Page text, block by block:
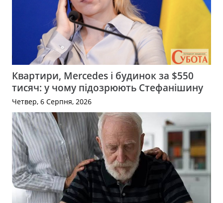
Квартири, Mercedes і будинок за $550
тисяч: у чому підозрюють Стефанішину
Четвер, 6 Серпня, 2026